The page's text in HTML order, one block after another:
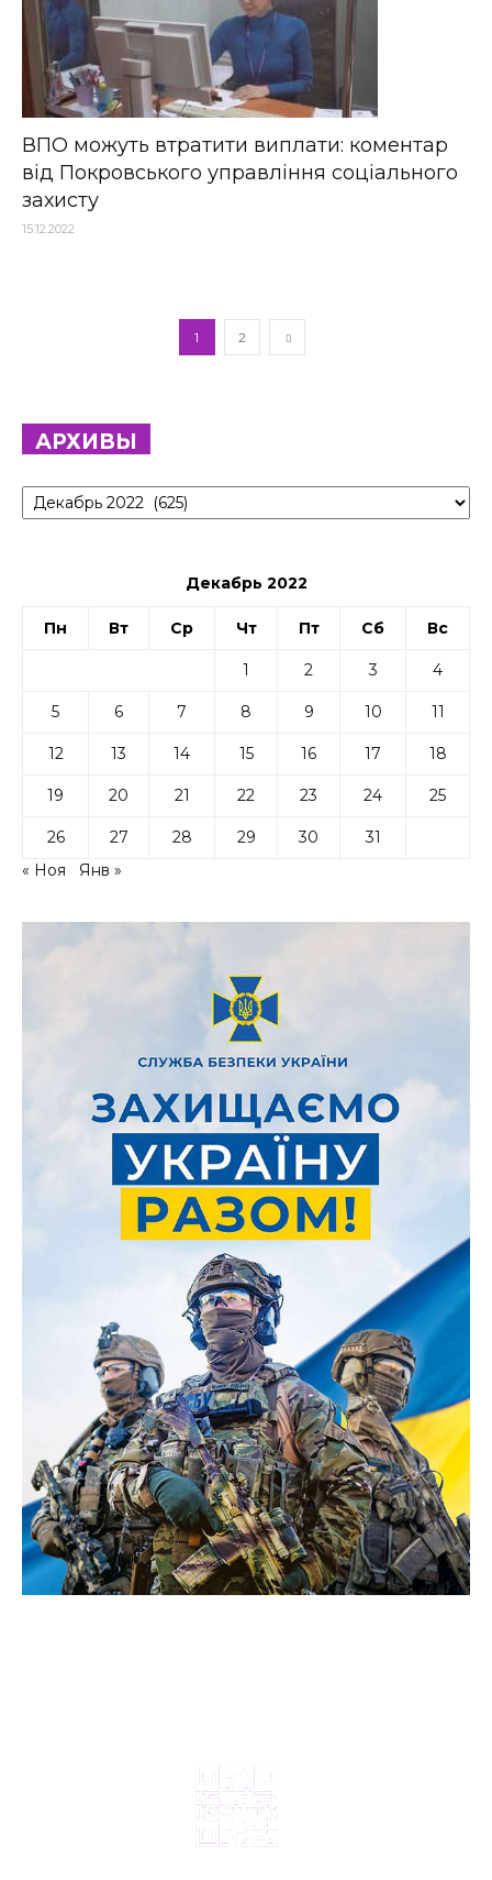
ВПО можуть втратити виплати: коментар
від Покровського управління соціального
захисту
15.12.2022
1 2
АРХИВЫ
Архивы
Декабрь 2022
Пн Вт Ср Чт Пт Сб Вс
1 2 3 4
5 6 7 8 9 10 11
12 13 14 15 16 17 18
19 20 21 22 23 24 25
26 27 28 29 30
31
« Ноя
Янв »